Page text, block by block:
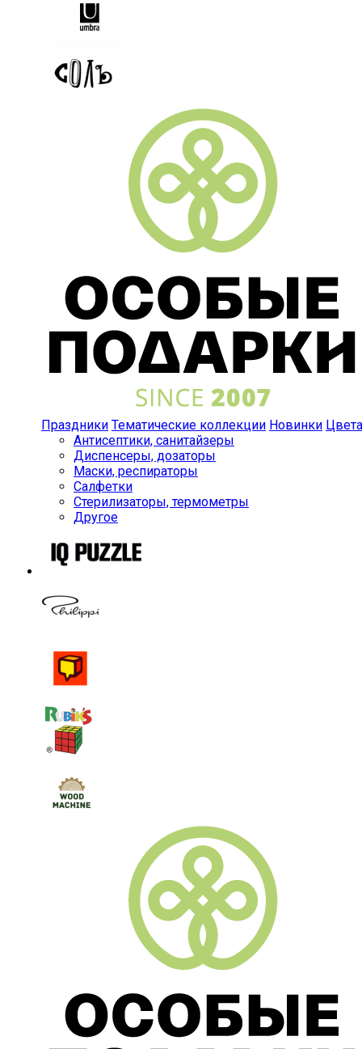
Праздники Тематические коллекции Новинки Цвета
Антисептики, санитайзеры
Диспенсеры, дозаторы
Маски, респираторы
Салфетки
Стерилизаторы, термометры
Другое